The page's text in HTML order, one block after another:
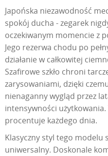
Japońska niezawodność
spokój ducha - zegarek
oczekiwanym momencie z
Jego rezerwa chodu po
działanie w całkowitej
Szafirowe szkło chroni
zarysowaniami, dzięki
nienaganny wygląd przez
intensywności
procentuje każdego dnia.
Klasyczny styl tego modelu
uniwersalny. Doskonale